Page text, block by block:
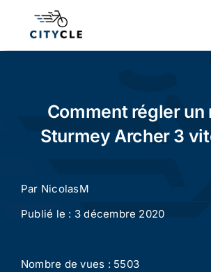
Cyclisme urbain
Comment régler un
Sturmey Archer 3
Par NicolasM
Publié le : 3 décembre 2020
Nombre de vues : 5503